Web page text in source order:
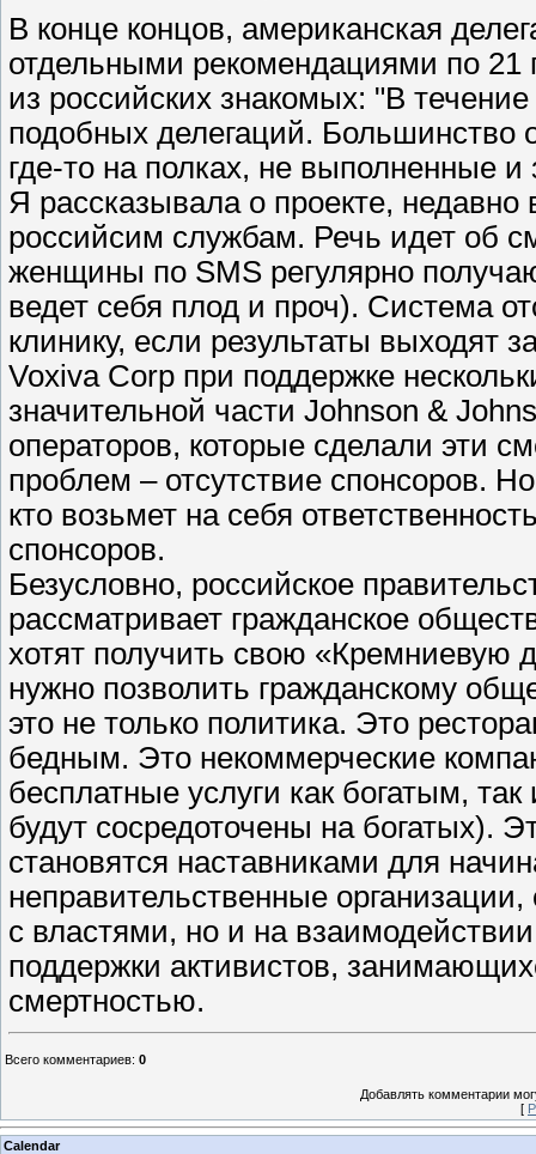
В конце концов, американская
отдельными рекомендациями по 21
из российских знакомых: "В
подобных делегаций. Большинство
где-то на полках, не выполненные
Я рассказывала о проекте,
российсим службам. Речь идет об
женщины по SMS регулярно
ведет себя плод и проч). Система
клинику, если результаты
Voxiva Corp при поддержке
значительной части Johnson &
операторов, которые сделали эти
проблем – отсутствие спонсоров.
кто возьмет на себя
спонсоров.
Безусловно, российское
рассматривает гражданское
хотят получить свою «Кремниевую
нужно позволить гражданскому
это не только политика. Это
бедным. Это некоммерческие
бесплатные услуги как богатым,
будут сосредоточены на богатых).
становятся наставниками для
неправительственные
с властями, но и на
поддержки активистов,
смертностью.
Всего комментариев: 0
Добавлять комментарии
[
Calendar